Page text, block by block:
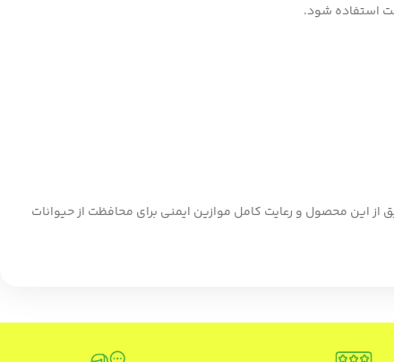
استفاده شود.
از این محصول و رعایت کامل موازین ایمنی برای محافظت از حیوانات